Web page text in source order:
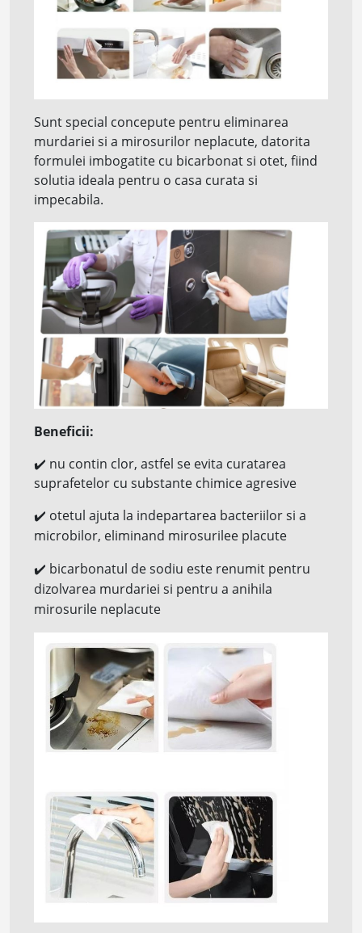
Sunt special concepute pentru eliminarea
murdariei si a mirosurilor neplacute, datorita
formulei imbogatite cu bicarbonat si otet, fiind
solutia ideala pentru o casa curata si
impecabila.
Beneficii:
✔️ nu contin clor, astfel se evita curatarea
suprafetelor cu substante chimice agresive
✔️ otetul ajuta la indepartarea bacteriilor si a
microbilor, eliminand mirosurilee placute
✔️ bicarbonatul de sodiu este renumit pentru
dizolvarea murdariei si pentru a anihila
mirosurile neplacute